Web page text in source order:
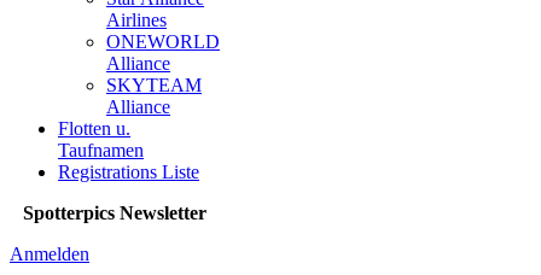
Neue Bilder Online!
>Bilder von Franz<
Neue Bilder Online!
>Bilder von Elfriede<
> Letzte Änderung
06.03.17 <
GALERIE
Airlines
ONEWORLD
Alliance
SKYTEAM
Alliance
Flotten u.
Taufnamen
Registrations Liste
Spotterpics Newsletter
Anmelden